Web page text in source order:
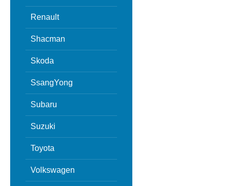
Renault
Shacman
Skoda
SsangYong
Subaru
Suzuki
Toyota
Volkswagen